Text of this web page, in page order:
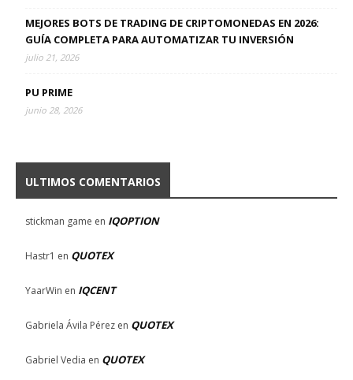
MEJORES BOTS DE TRADING DE CRIPTOMONEDAS EN 2026:
GUÍA COMPLETA PARA AUTOMATIZAR TU INVERSIÓN
julio 21, 2026
PU PRIME
junio 28, 2026
ULTIMOS COMENTARIOS
stickman game en IQOPTION
Hastr1 en QUOTEX
YaarWin en IQCENT
Gabriela Ávila Pérez en QUOTEX
Gabriel Vedia en QUOTEX